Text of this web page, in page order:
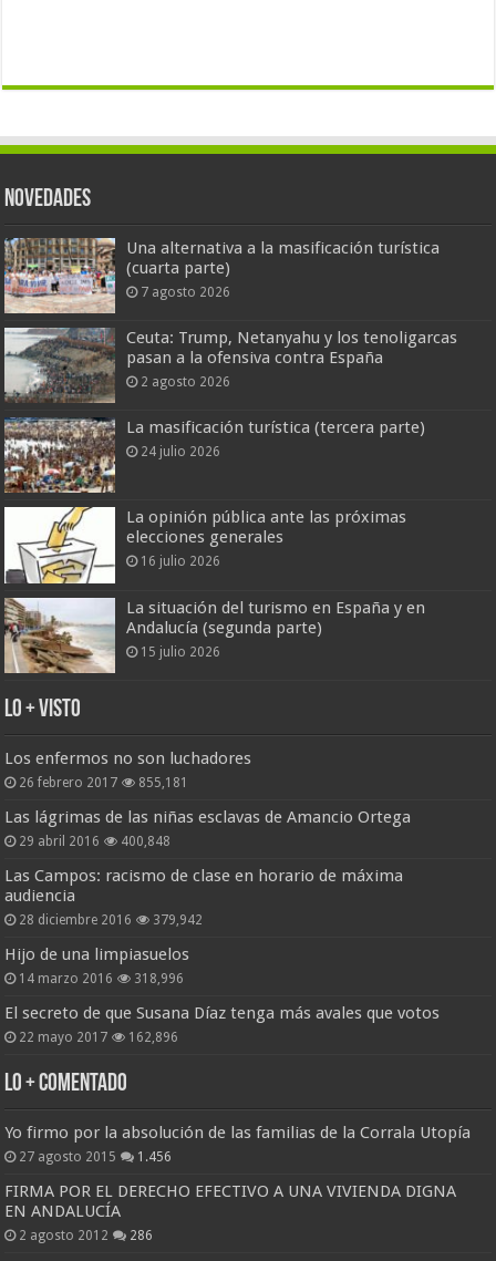
Novedades
Una alternativa a la masificación turística
(cuarta parte)
7 agosto 2026
Ceuta: Trump, Netanyahu y los tenoligarcas
pasan a la ofensiva contra España
2 agosto 2026
La masificación turística (tercera parte)
24 julio 2026
La opinión pública ante las próximas
elecciones generales
16 julio 2026
La situación del turismo en España y en
Andalucía (segunda parte)
15 julio 2026
Lo + Visto
Los enfermos no son luchadores
26 febrero 2017 855,181
Las lágrimas de las niñas esclavas de Amancio Ortega
29 abril 2016 400,848
Las Campos: racismo de clase en horario de máxima
audiencia
28 diciembre 2016 379,942
Hijo de una limpiasuelos
14 marzo 2016 318,996
El secreto de que Susana Díaz tenga más avales que votos
22 mayo 2017 162,896
Lo + Comentado
Yo firmo por la absolución de las familias de la Corrala Utopía
27 agosto 2015 1.456
FIRMA POR EL DERECHO EFECTIVO A UNA VIVIENDA DIGNA
EN ANDALUCÍA
2 agosto 2012 286